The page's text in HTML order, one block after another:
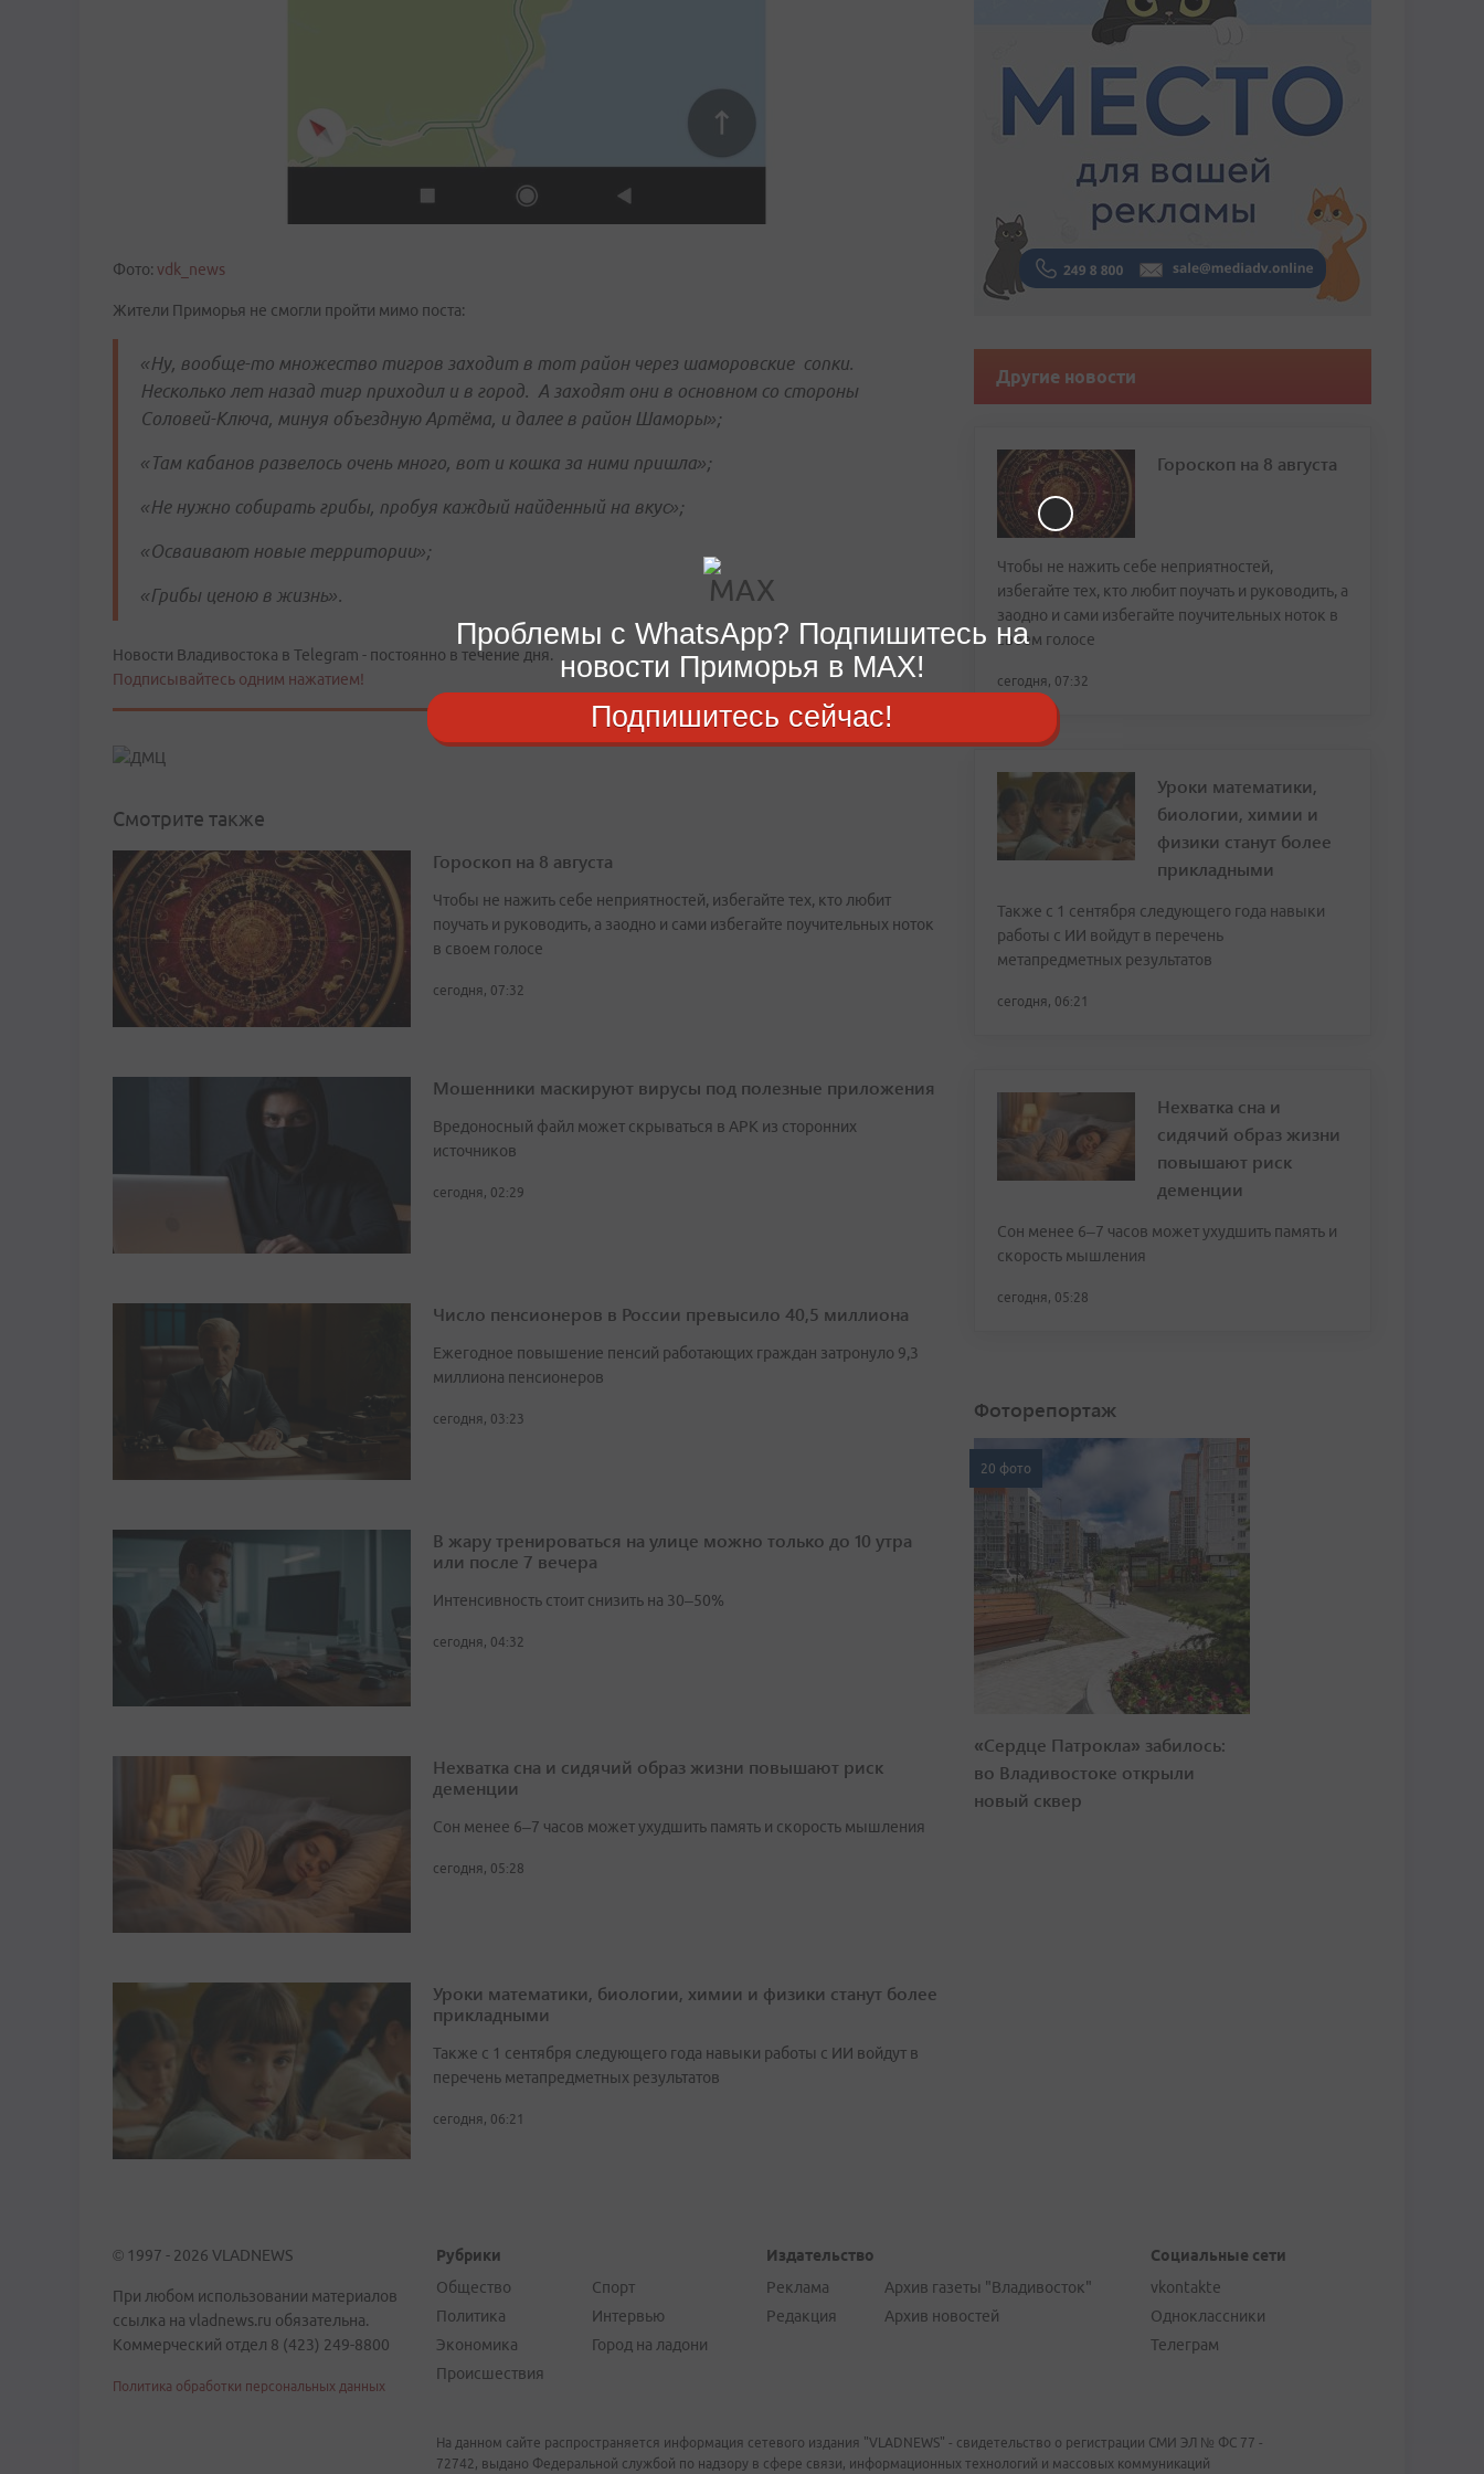
Фото: vdk_news
Жители Приморья не смогли пройти мимо поста:
«Ну, вообще-то множество тигров заходит в тот район через шаморовские сопки.
Несколько лет назад тигр приходил и в город. А заходят они в основном со стороны
Соловей-Ключа, минуя объездную Артёма, и далее в район Шаморы»;
«Там кабанов развелось очень много, вот и кошка за ними пришла»;
«Не нужно собирать грибы, пробуя каждый найденный на вкус»;
«Осваивают новые территории»;
«Грибы ценою в жизнь».
Новости Владивостока в Telegram - постоянно в течение дня.
Подписывайтесь одним нажатием!
Смотрите также
Гороскоп на 8 августа
Чтобы не нажить себе неприятностей, избегайте тех, кто любит
поучать и руководить, а заодно и сами избегайте поучительных ноток
в своем голосе
сегодня, 07:32
Мошенники маскируют вирусы под полезные приложения
Вредоносный файл может скрываться в APK из сторонних
источников
сегодня, 02:29
Число пенсионеров в России превысило 40,5 миллиона
Ежегодное повышение пенсий работающих граждан затронуло 9,3
миллиона пенсионеров
сегодня, 03:23
В жару тренироваться на улице можно только до 10 утра
или после 7 вечера
Интенсивность стоит снизить на 30–50%
сегодня, 04:32
Нехватка сна и сидячий образ жизни повышают риск
деменции
Сон менее 6–7 часов может ухудшить память и скорость мышления
сегодня, 05:28
Уроки математики, биологии, химии и физики станут более
прикладными
Также с 1 сентября следующего года навыки работы с ИИ войдут в
перечень метапредметных результатов
сегодня, 06:21
Другие новости
Гороскоп на 8 августа
Чтобы не нажить себе неприятностей,
избегайте тех, кто любит поучать и руководить, а
заодно и сами избегайте поучительных ноток в
своем голосе
сегодня, 07:32
Уроки математики,
биологии, химии и
физики станут более
прикладными
Также с 1 сентября следующего года навыки
работы с ИИ войдут в перечень
метапредметных результатов
сегодня, 06:21
Нехватка сна и
сидячий образ жизни
повышают риск
деменции
Сон менее 6–7 часов может ухудшить память и
скорость мышления
сегодня, 05:28
Фоторепортаж
20 фото
«Сердце Патрокла» забилось:
во Владивостоке открыли
новый сквер
© 1997 - 2026 VLADNEWS
При любом использовании материалов
ссылка на vladnews.ru обязательна.
Коммерческий отдел 8 (423) 249-8800
Политика обработки персональных данных
Рубрики
Общество
Политика
Экономика
Происшествия
Спорт
Интервью
Город на ладони
Издательство
Реклама
Редакция
Архив газеты "Владивосток"
Архив новостей
Социальные сети
vkontakte
Одноклассники
Телеграм
На данном сайте распространяется информация сетевого издания "VLADNEWS" - свидетельство о регистрации СМИ ЭЛ № ФС 77 -
72742, выдано Федеральной службой по надзору в сфере связи, информационных технологий и массовых коммуникаций
Проблемы с WhatsApp? Подпишитесь на
новости Приморья в MAX!
Подпишитесь сейчас!